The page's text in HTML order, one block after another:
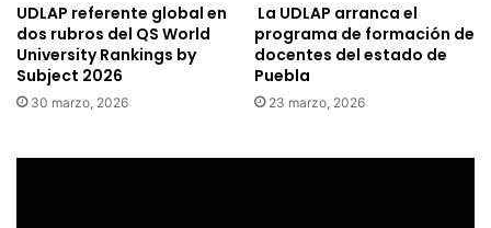
UDLAP referente global en
dos rubros del QS World
University Rankings by
Subject 2026
30 marzo, 2026
La UDLAP arranca el
programa de formación de
docentes del estado de
Puebla
23 marzo, 2026